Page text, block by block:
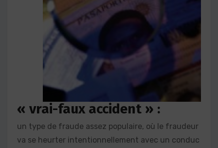
« vrai-faux accident » :
un type de fraude assez populaire, où le fraudeur
va se heurter intentionnellement avec un conduc